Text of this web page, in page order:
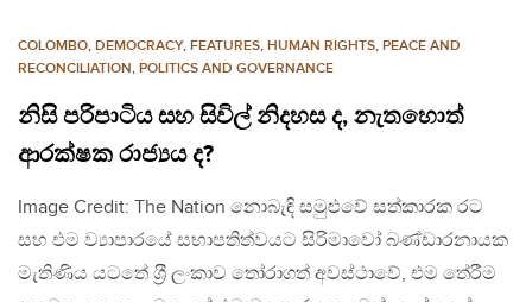
COLOMBO, DEMOCRACY, FEATURES, HUMAN RIGHTS, PEACE AND
RECONCILIATION, POLITICS AND GOVERNANCE
නිසි පරිපාටිය සහ සිවිල් නිදහස ද, නැතහොත්
ආරක්ෂක රාජ්‍යය ද?
Image Credit: The Nation නොබැඳි සමුළුවේ සත්කාරක රට
සහ එම ව්‍යාපාරයේ සභාපතිත්වයට සිරිමාවෝ බණ්ඩාරනායක
මැතිණිය යටතේ ශ‍්‍රී ලංකාව තෝරාගත් අවස්ථාවේ, එම තේරීම